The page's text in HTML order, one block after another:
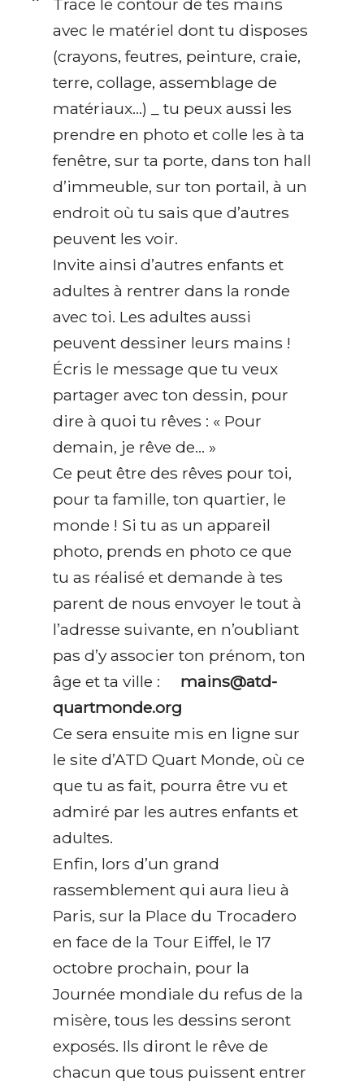
avec le matériel dont tu disposes
(crayons, feutres, peinture, craie,
terre, collage, assemblage de
matériaux…) _ tu peux aussi les
prendre en photo et colle les à ta
fenêtre, sur ta porte, dans ton hall
d’immeuble, sur ton portail, à un
endroit où tu sais que d’autres
peuvent les voir.
Invite ainsi d’autres enfants et
adultes à rentrer dans la ronde
avec toi. Les adultes aussi
peuvent dessiner leurs mains !
Écris le message que tu veux
partager avec ton dessin, pour
dire à quoi tu rêves : « Pour
demain, je rêve de… »
Ce peut être des rêves pour toi,
pour ta famille, ton quartier, le
monde ! Si tu as un appareil
photo, prends en photo ce que
tu as réalisé et demande à tes
parent de nous envoyer le tout à
l’adresse suivante, en n’oubliant
pas d’y associer ton prénom, ton
âge et ta ville : mains@atd-
quartmonde.org
Ce sera ensuite mis en ligne sur
le site d’ATD Quart Monde, où ce
que tu as fait, pourra être vu et
admiré par les autres enfants et
adultes.
Enfin, lors d’un grand
rassemblement qui aura lieu à
Paris, sur la Place du Trocadero
en face de la Tour Eiffel, le 17
octobre prochain, pour la
Journée mondiale du refus de la
misère, tous les dessins seront
exposés. Ils diront le rêve de
chacun que tous puissent entrer